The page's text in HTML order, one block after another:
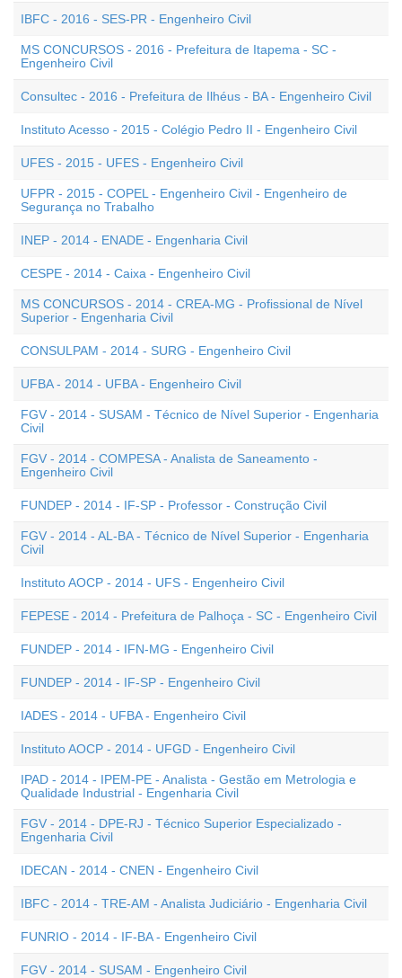
IBFC - 2016 - SES-PR - Engenheiro Civil
MS CONCURSOS - 2016 - Prefeitura de Itapema - SC -
Engenheiro Civil
Consultec - 2016 - Prefeitura de Ilhéus - BA - Engenheiro Civil
Instituto Acesso - 2015 - Colégio Pedro II - Engenheiro Civil
UFES - 2015 - UFES - Engenheiro Civil
UFPR - 2015 - COPEL - Engenheiro Civil - Engenheiro de
Segurança no Trabalho
INEP - 2014 - ENADE - Engenharia Civil
CESPE - 2014 - Caixa - Engenheiro Civil
MS CONCURSOS - 2014 - CREA-MG - Profissional de Nível
Superior - Engenharia Civil
CONSULPAM - 2014 - SURG - Engenheiro Civil
UFBA - 2014 - UFBA - Engenheiro Civil
FGV - 2014 - SUSAM - Técnico de Nível Superior - Engenharia
Civil
FGV - 2014 - COMPESA - Analista de Saneamento -
Engenheiro Civil
FUNDEP - 2014 - IF-SP - Professor - Construção Civil
FGV - 2014 - AL-BA - Técnico de Nível Superior - Engenharia
Civil
Instituto AOCP - 2014 - UFS - Engenheiro Civil
FEPESE - 2014 - Prefeitura de Palhoça - SC - Engenheiro Civil
FUNDEP - 2014 - IFN-MG - Engenheiro Civil
FUNDEP - 2014 - IF-SP - Engenheiro Civil
IADES - 2014 - UFBA - Engenheiro Civil
Instituto AOCP - 2014 - UFGD - Engenheiro Civil
IPAD - 2014 - IPEM-PE - Analista - Gestão em Metrologia e
Qualidade Industrial - Engenharia Civil
FGV - 2014 - DPE-RJ - Técnico Superior Especializado -
Engenharia Civil
IDECAN - 2014 - CNEN - Engenheiro Civil
IBFC - 2014 - TRE-AM - Analista Judiciário - Engenharia Civil
FUNRIO - 2014 - IF-BA - Engenheiro Civil
FGV - 2014 - SUSAM - Engenheiro Civil